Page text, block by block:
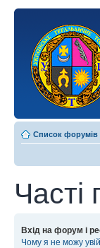
Список форумів
Часті
Вхід на форум і
Чому я не можу